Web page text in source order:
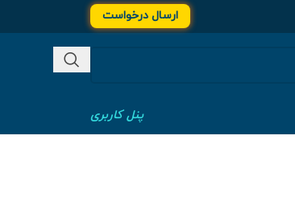
ارسال درخواست
پنل کاربری